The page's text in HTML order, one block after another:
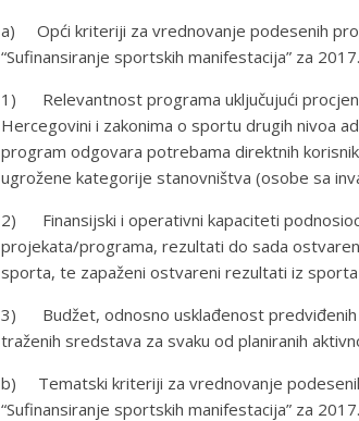
a) Opći kriteriji za vrednovanje podesenih
“Sufinansiranje sportskih manifestacija” za
1) Relevantnost programa uključujući
Hercegovini i zakonima o sportu drugih nivoa
program odgovara potrebama direktnih
ugrožene kategorije stanovništva (osobe sa
2) Finansijski i operativni kapaciteti
projekata/programa, rezultati do sada
sporta, te zapaženi ostvareni rezultati iz
3) Budžet, odnosno usklađenost predviđenih
traženih sredstava za svaku od planiranih
b) Tematski kriteriji za vrednovanje
“Sufinansiranje sportskih manifestacija” za